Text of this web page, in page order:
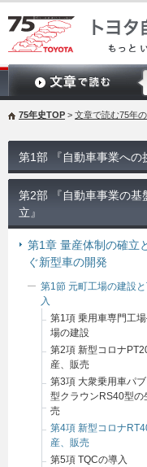
75年史TOP > 文章で読む75年
第1部 『自動車事業への
第2部 『自動車事業の基
立』
第1章 量産体制の確立
ぐ新型車の開発
第1節 元町工場の建設
入
第1項 乗用車専門工
場の建設
第2項 新型コロナ
産、販売
第3項 大衆乗用車パ
型クラウンRS40型の
売
第4項 新型コロナ
産、販売
第5項 TQCの導入